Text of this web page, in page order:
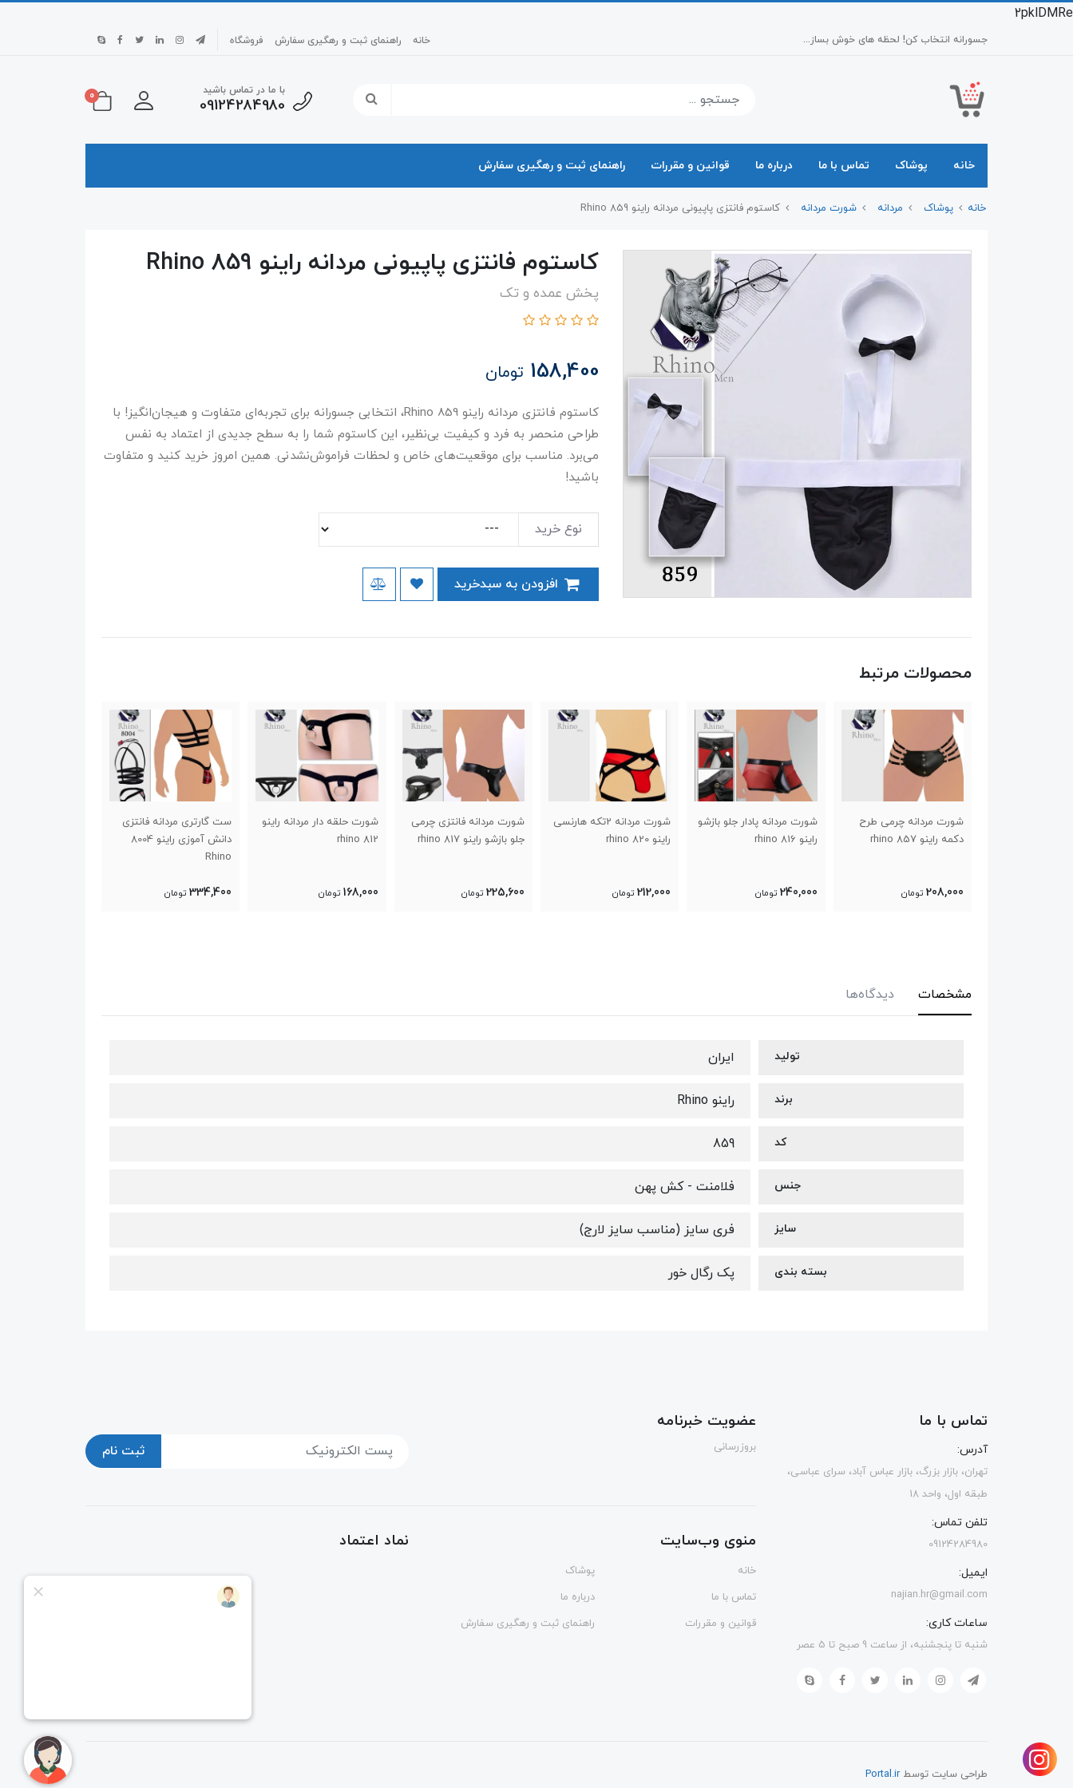
2pklDMRe
جسورانه انتخاب کن! لحظه های خوش بساز... خانه راهنمای ثبت و رهگیری سفارش فروشگاه
با ما در تماس باشید
09124284980
0
خانه پوشاک تماس با ما درباره ما قوانین و مقررات راهنمای ثبت و رهگیری سفارش
خانه پوشاک مردانه شورت مردانه کاستوم فانتزی پاپیونی مردانه راینو 859 Rhino
کاستوم فانتزی پاپیونی مردانه راینو 859 Rhino
پخش عمده و تک
158,400 تومان
کاستوم فانتزی مردانه راینو 859 Rhino، انتخابی جسورانه برای تجربه‌ای متفاوت و هیجان‌انگیز! با
طراحی منحصر به فرد و کیفیت بی‌نظیر، این کاستوم شما را به سطح جدیدی از اعتماد به نفس
می‌برد. مناسب برای موقعیت‌های خاص و لحظات فراموش‌نشدنی. همین امروز خرید کنید و متفاوت
باشید!
نوع خرید
محصولات مرتبط
شورت مردانه چرمی طرح
دکمه راینو 857 rhino
208,000 تومان
شورت مردانه پادار جلو بازشو
راینو 816 rhino
240,000 تومان
شورت مردانه 2تکه هارنسی
راینو 820 rhino
212,000 تومان
شورت مردانه فانتزی چرمی
جلو بازشو راینو 817 rhino
225,600 تومان
شورت حلقه دار مردانه راینو
812 rhino
168,000 تومان
ست گارتری مردانه فانتزی
دانش آموزی راینو 8004
Rhino
334,400 تومان
مشخصات دیدگاه‌ها
تولید ایران
برند راینو Rhino
کد 859
جنس فلامنت - کش پهن
سایز فری سایز (مناسب سایز لارج)
بسته بندی پک رگال خور
تماس با ما
آدرس:
تهران، بازار بزرگ، بازار عباس آباد، سرای عباسی،
طبقه اول، واحد 18
تلفن تماس:
09124284980
ایمیل:
najian.hr@gmail.com
ساعات کاری:
شنبه تا پنجشنبه، از ساعت 9 صبح تا 5 عصر
عضویت خبرنامه
بروزرسانی ثبت نام
منوی وب‌سایت
خانه
پوشاک
تماس با ما
درباره ما
قوانین و مقررات
راهنمای ثبت و رهگیری سفارش
نماد اعتماد
طراحی سایت توسطPortal.ir